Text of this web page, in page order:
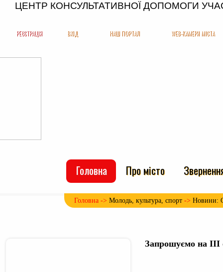
ЦЕНТР КОНСУЛЬТАТИВНОЇ ДОПОМОГИ
РЕЄСТРАЦІЯ ВХІД НАШ ПОРТАЛ WEB-КАМЕРИ МІСТА
Головна Про місто
Головна -> Молодь, культура, спорт -> Новини:
Запрошуємо на